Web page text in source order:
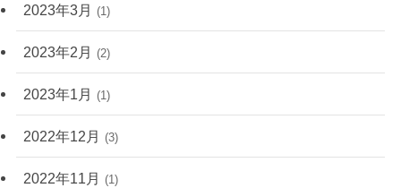
2023年3月 (1)
2023年2月 (2)
2023年1月 (1)
2022年12月 (3)
2022年11月 (1)